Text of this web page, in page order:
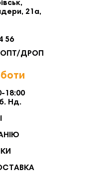
21а,
56
ОПТ/ДРОП
18:00
Нд.